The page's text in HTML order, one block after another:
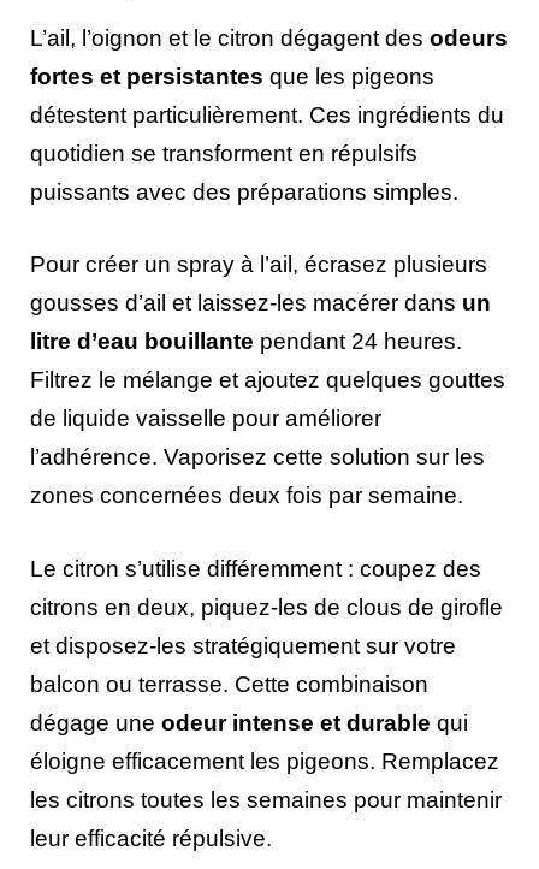
L’ail, l’oignon et le citron dégagent des odeurs
fortes et persistantes que les pigeons
détestent particulièrement. Ces ingrédients du
quotidien se transforment en répulsifs
puissants avec des préparations simples.
Pour créer un spray à l’ail, écrasez plusieurs
gousses d’ail et laissez-les macérer dans un
litre d’eau bouillante pendant 24 heures.
Filtrez le mélange et ajoutez quelques gouttes
de liquide vaisselle pour améliorer
l’adhérence. Vaporisez cette solution sur les
zones concernées deux fois par semaine.
Le citron s’utilise différemment : coupez des
citrons en deux, piquez-les de clous de girofle
et disposez-les stratégiquement sur votre
balcon ou terrasse. Cette combinaison
dégage une odeur intense et durable qui
éloigne efficacement les pigeons. Remplacez
les citrons toutes les semaines pour maintenir
leur efficacité répulsive.